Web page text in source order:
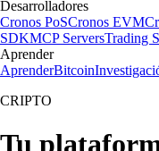
Desarrolladores
Cronos PoSCronos EVM
SDKMCP ServersTrading
Aprender
AprenderBitcoin
CRIPTO
Tu